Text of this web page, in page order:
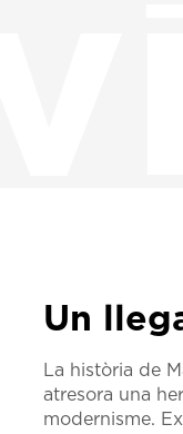
Un
La història de
atresora una
modernisme.